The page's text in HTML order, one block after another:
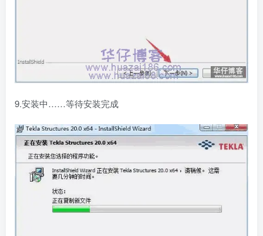
9.安装中……等待安装完成